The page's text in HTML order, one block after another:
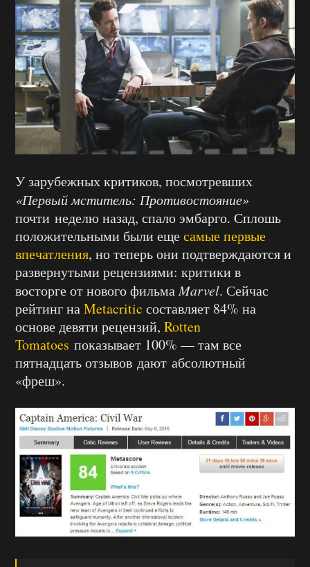
У зарубежных критиков, посмотревших
«Первый мститель: Противостояние»
почти неделю назад, спало эмбарго. Сплошь
положительными были ещесамые первые
впечатления, но теперь они подтверждаются и
развернутыми рецензиями: критики в
восторге от нового фильмаMarvel. Сейчас
рейтинг наMetacritic составляет 84% на
основе девяти рецензий, Rotten
Tomаtoes показывает 100% — там все
пятнадцать отзывов дают абсолютный
«фреш».